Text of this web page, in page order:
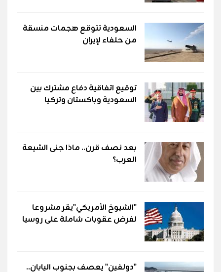
السعودية تتوقع هجمات منسقة
من حلفاء لإيران
توقيع اتفاقية دفاع مشترك بين
السعودية وباكستان وتركيا
بعد نصف قرن.. ماذا جنى الشيعة
العرب؟
"الشيوخ الأمريكي"يقر مشروعا
لفرض عقوبات شاملة على روسيا
"دولفين" يعصف بجنوب اليابان..